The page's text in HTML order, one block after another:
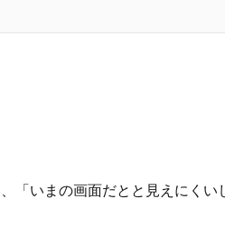
いまの画面だとと見えにく